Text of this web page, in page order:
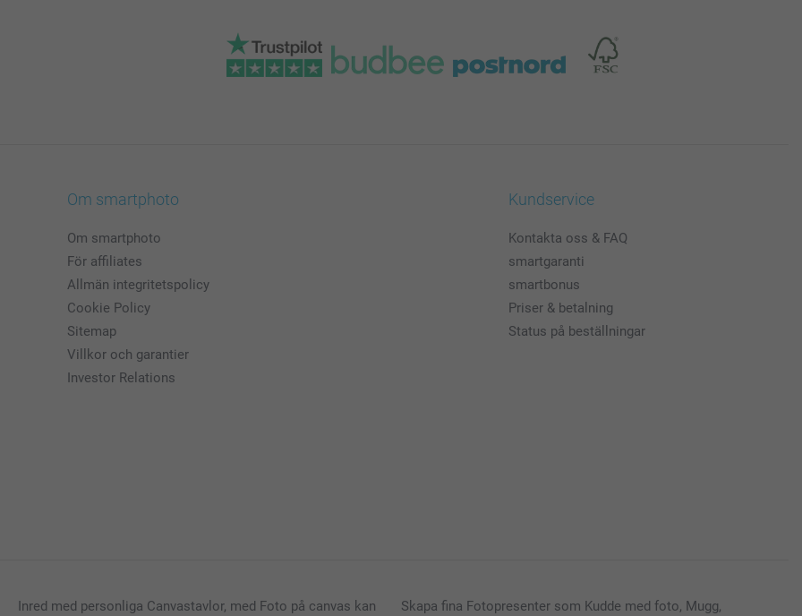
Om smartphoto
Om smartphoto
För affiliates
Allmän integritetspolicy
Cookie Policy
Sitemap
Villkor och garantier
Investor Relations
Kundservice
Kontakta oss & FAQ
smartgaranti
smartbonus
Priser & betalning
Status på beställningar
Inred med personliga Canvastavlor, med Foto på canvas kan Skapa fina Fotopresenter som Kudde med foto, Mugg,